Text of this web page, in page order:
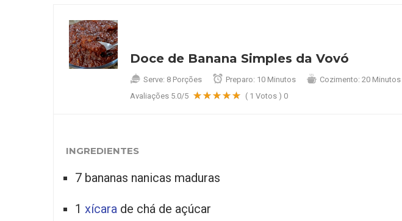
Doce de Banana Simples da Vovó
Serve: 8 Porções Preparo: 10 Minutos Cozimento: 20 Minutos
Avaliações 5.0/5 ( 1 Votos ) 0
INGREDIENTES
7 bananas nanicas maduras
1 xícara de chá de açúcar